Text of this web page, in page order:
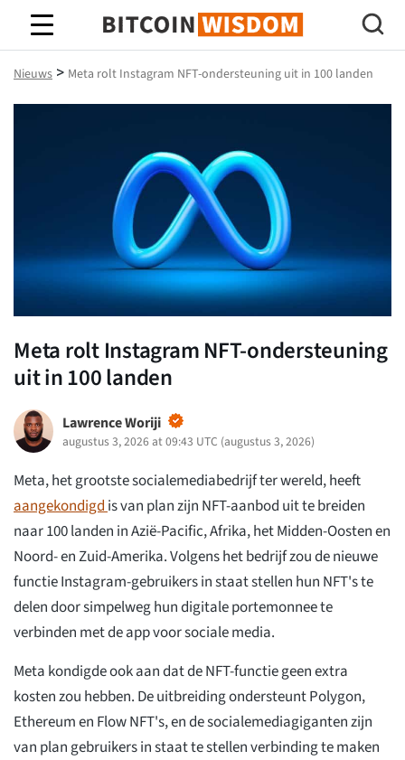
Bitcoin-wijsheid
Nieuws > Meta rolt Instagram NFT-ondersteuning uit in 100 landen
Meta rolt Instagram NFT-ondersteuning
uit in 100 landen
Lawrence Woriji
augustus 3, 2026 at 09:43 UTC (augustus 3, 2026)
Meta, het grootste socialemediabedrijf ter wereld, heeft
aangekondigdis van plan zijn NFT-aanbod uit te breiden
naar 100 landen in Azië-Pacific, Afrika, het Midden-Oosten en
Noord- en Zuid-Amerika. Volgens het bedrijf zou de nieuwe
functie Instagram-gebruikers in staat stellen hun NFT's te
delen door simpelweg hun digitale portemonnee te
verbinden met de app voor sociale media.
Meta kondigde ook aan dat de NFT-functie geen extra
kosten zou hebben. De uitbreiding ondersteunt Polygon,
Ethereum en Flow NFT's, en de socialemediagiganten zijn
van plan gebruikers in staat te stellen verbinding te maken